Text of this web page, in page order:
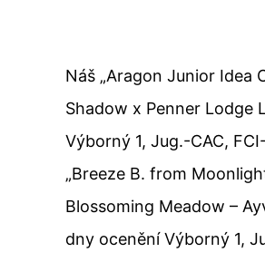
Náš „Aragon Junior Idea
Shadow x Penner Lodge
Výborný 1, Jug.-CAC,
„Breeze B. from
Blossoming Meadow –
dny ocenění Výborný 1,